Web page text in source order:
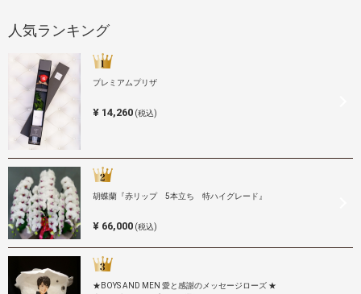
人気ランキング
プレミアムプリザ
¥ 14,260 (税込)
胡蝶蘭『赤リップ 5本立ち 特ハイグレード』
¥ 66,000 (税込)
★BOYS AND MEN 愛と感謝のメッセージローズ ★